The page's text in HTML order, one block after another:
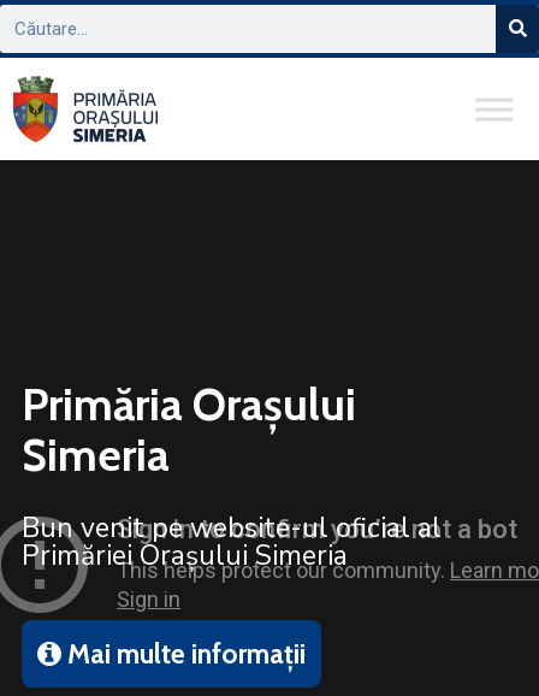
Primăria Orașului
Simeria
Bun venit pe website-ul oficial al
Primăriei Orașului Simeria
Mai multe informații